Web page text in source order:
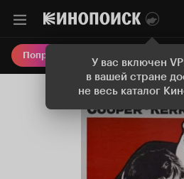
У вас включен
в вашей стране
не весь каталог
Попробовать Плюс